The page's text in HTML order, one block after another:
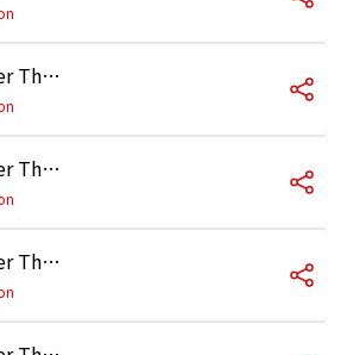
Remember The Love (The IMS Anthem 2008) [Club Mix]
Remember The Love (The IMS Anthem 2008) [Presidential Sounds Remix]
Remember The Love (The IMS Anthem 2008) [Soul Avengerz Remix]